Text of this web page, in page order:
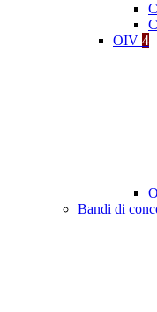
OIV 4
Bandi di